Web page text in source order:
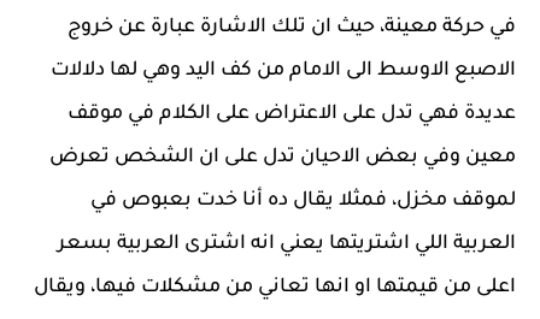
في حركة معينة، حيث ان تلك الاشارة عبارة عن خروج
الاصبع الاوسط الى الامام من كف اليد وهي لها دلالات
عديدة فهي تدل على الاعتراض على الكلام في موقف
معين وفي بعض الاحيان تدل على ان الشخص تعرض
لموقف مخزل، فمثلا يقال ده أنا خدت بعبوص في
العربية اللي اشتريتها يعني انه اشترى العربية بسعر
اعلى من قيمتها او انها تعاني من مشكلات فيها، ويقال